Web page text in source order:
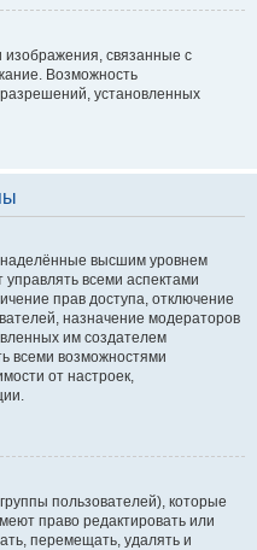
связанные с
Возможность
установленных
высшим уровнем
всеми аспектами
прав доступа, отключение
назначение модераторов
им создателем
всеми возможностями
от настроек,
пользователей), которые
право редактировать или
перемещать, удалять и